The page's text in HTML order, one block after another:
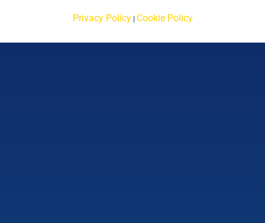
Privacy Policy| Cookie Policy